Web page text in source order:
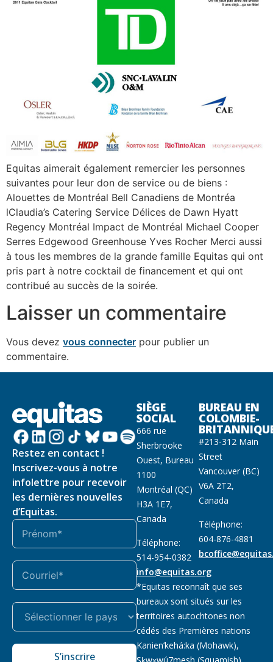
Equitas aimerait également remercier les personnes
suivantes pour leur don de service ou de biens :
Alouettes de Montréal Bell Canadiens de Montréa
lClaudia’s Catering Service Délices de Dawn Hyatt
Regency Montréal Impact de Montréal Michael Cooper
Serres Edgewood Greenhouse Yves Rocher Merci aussi
à tous les membres de la grande famille Equitas qui ont
pris part à notre cocktail de financement et qui ont
contribué au succès de la soirée.
Laisser un commentaire
Vous devez vous connecter pour publier un
commentaire.
Restez en contact !
Inscrivez-vous à notre
infolettre pour recevoir
les dernières nouvelles
d’Equitas.
S’inscrire
SIÈGE
SOCIAL
666 rue
Sherbrooke
Ouest, Bureau
1100
Montréal (QC)
H3A 1E7,
Canada
Téléphone:
514-954-0382
info@equitas.org
BUREAU EN
COLOMBIE-
#213-312 Main
Street
Vancouver (BC)
V6A 2T2,
Canada
Téléphone:
604-876-4881
*Equitas reconnaît que ses
bureaux sont situés sur les
territoires autochtones non
cédés des Premières nations
Kanien’kehá:ka (Mohawk),